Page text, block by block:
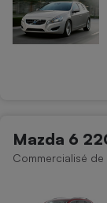
Mazda 6
Commercialisé